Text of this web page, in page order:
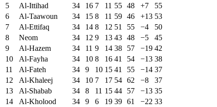
5
Al-Ittihad 34 16 7 11 55 48 +7
55
6
Al-Taawoun 34 15 8 11 59 46 +13 53
7
Al-Ettifaq 34 14 8 12 51 55 −4
50
8
Neom 34 12 9 13 43 48 −5
45
9
Al-Hazem 34 11 9 14 38 57 −19 42
10
Al-Fayha 34 10 8 16 41 54 −13 38
11
Al-Fateh 34 9 10 15 41 55 −14 37
12
Al-Khaleej 34 10 7 17 54 62 −8
37
13
Al-Shabab 34 8 11 15 44 57 −13 35
14
Al-Kholood 34 9 6 19 39 61 −22 33